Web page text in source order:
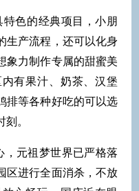
色的经典项目，小朋
生产流程，还可以化身
象力制作专属的甜蜜美
有果汁、奶茶、汉堡
排等各种好吃的可以选
。
，元祖梦世界已严格落
区进行全面消杀，不放